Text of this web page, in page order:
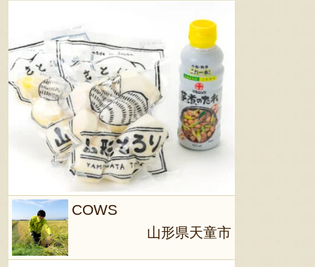
COWS
山形県天童市